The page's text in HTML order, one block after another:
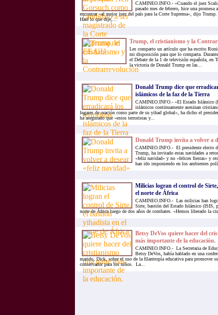
CAMINEO.INFO.- «Cuando el juez
pasado mes de febrero, hice una promesa
encontrar «al mejor juez del país para la Corte Suprema», dijo
Haré lo que dije,...
Trump, el cristianismo y la
Les comparto un artículo que ha escrito
mi disposición para que lo comparta.
el Debate de la 1 de televisión española, en
la victoria de Donald Trump en las...
Donald Trump dice que
islámicos de la faz de la Tierra
CAMINEO.INFO.- «El Estado Islámico
islámicos continuamente asesinan
lugares de oración como parte de su yihad global», ha dicho el
ha asegurado que «estos terroristas y...
Donald Trump invita a volver a
CAMINEO.INFO.- El presidente electo
Trump, ha invitado estas navidades a
«feliz navidad» y no «felices fiestas» y
han ido imponiendo en los ambientes
Milicias logran el control de
el norte de África
CAMINEO.INFO.- Las milicias han
Sirte, bastión del Estado Islámico (ISIS,
norte de África luego de dos años de combates. «Hemos liberado la
Betsy DeVos quiere hacer del
más importante de la educación.
CAMINEO.INFO.- La Secretaria de
Betsy DeVos, había hablado en una
marido, Dick, sobre el uso de la filantropía educativa para promover
conservador para los niños. La...